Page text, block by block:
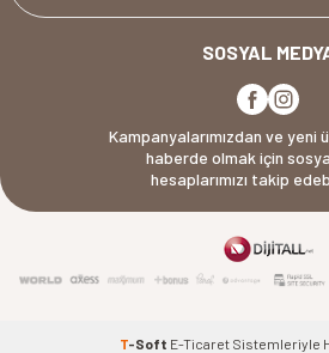
SOSYAL
Kampanyalarımızdan ve yeni
haberde olmak için
hesaplarımızı takip
T-Soft E-Ticaret Sistemleriyle